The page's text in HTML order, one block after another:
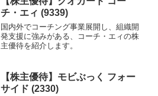
チ・エィ (9339)
国内外でコーチング事業展開し、組織開
発支援に強みがある、コーチ・エィの株
主優待を紹介します。
【株主優待】モビぶっく フォー
サイド (2330)